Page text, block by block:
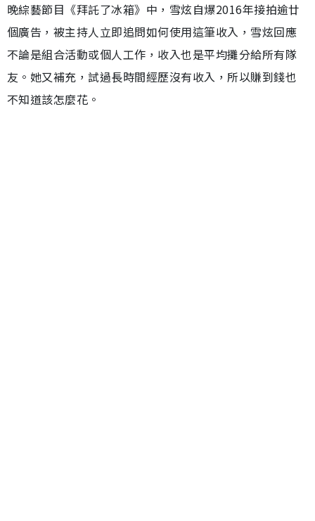
晚綜藝節目《拜託了冰箱》中，雪炫自爆2016年接拍逾廿
個廣告，被主持人立即追問如何使用這筆收入，雪炫回應
不論是組合活動或個人工作，收入也是平均攤分給所有隊
友。她又補充，試過長時間經歷沒有收入，所以賺到錢也
不知道該怎麼花。